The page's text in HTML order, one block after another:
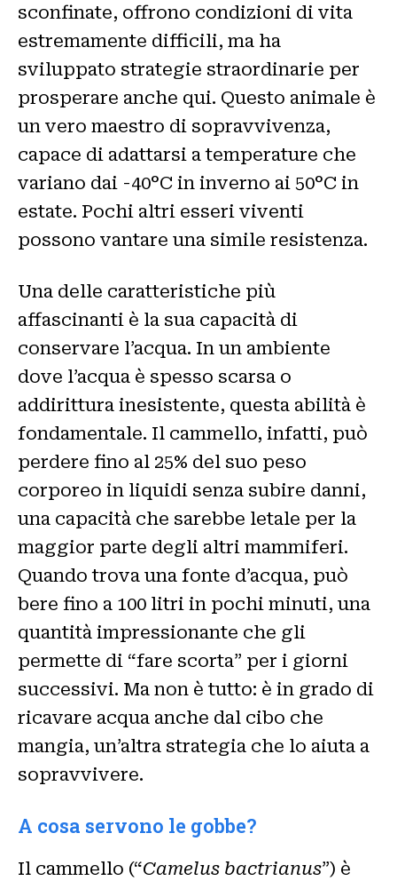
sconfinate, offrono condizioni di vita
estremamente difficili, ma ha
sviluppato strategie straordinarie per
prosperare anche qui. Questo animale è
un vero maestro di sopravvivenza,
capace di adattarsi a temperature che
variano dai -40°C in inverno ai 50°C in
estate. Pochi altri esseri viventi
possono vantare una simile resistenza.
Una delle caratteristiche più
affascinanti è la sua capacità di
conservare l’acqua. In un ambiente
dove l’acqua è spesso scarsa o
addirittura inesistente, questa abilità è
fondamentale. Il cammello, infatti, può
perdere fino al 25% del suo peso
corporeo in liquidi senza subire danni,
una capacità che sarebbe letale per la
maggior parte degli altri mammiferi.
Quando trova una fonte d’acqua, può
bere fino a 100 litri in pochi minuti, una
quantità impressionante che gli
permette di “fare scorta” per i giorni
successivi. Ma non è tutto: è in grado di
ricavare acqua anche dal cibo che
mangia, un’altra strategia che lo aiuta a
sopravvivere.
A cosa servono le gobbe?
Il cammello (“Camelus bactrianus”) è